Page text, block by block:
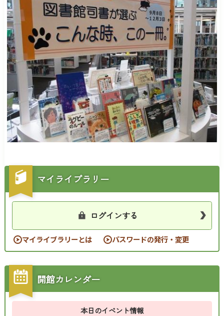
マイライブラリー
ログインする
マイライブラリーとは パスワードの発行・変更
開館カレンダー
本日のイベント情報